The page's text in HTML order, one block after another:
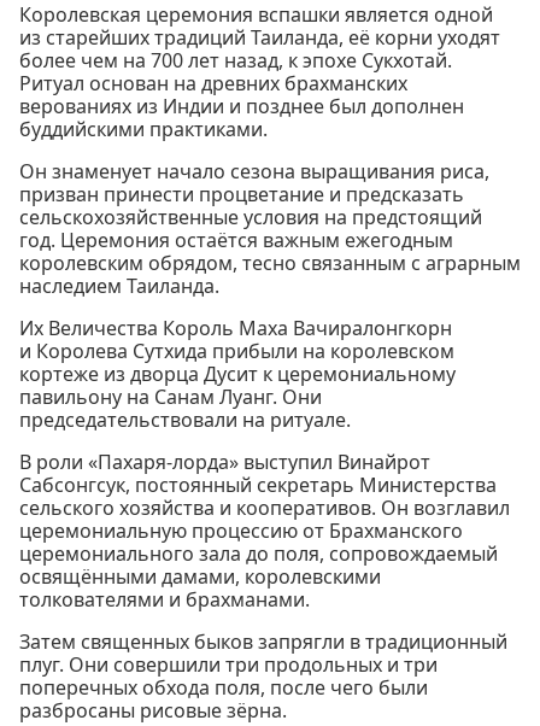
Королевская церемония вспашки является одной
из старейших традиций Таиланда, её корни уходят
более чем на 700 лет назад, к эпохе Сукхотай.
Ритуал основан на древних брахманских
верованиях из Индии и позднее был дополнен
буддийскими практиками.
Он знаменует начало сезона выращивания риса,
призван принести процветание и предсказать
сельскохозяйственные условия на предстоящий
год. Церемония остаётся важным ежегодным
королевским обрядом, тесно связанным с аграрным
наследием Таиланда.
Их Величества Король Маха Вачиралонгкорн
и Королева Сутхида прибыли на королевском
кортеже из дворца Дусит к церемониальному
павильону на Санам Луанг. Они
председательствовали на ритуале.
В роли «Пахаря-лорда» выступил Винайрот
Сабсонгсук, постоянный секретарь Министерства
сельского хозяйства и кооперативов. Он возглавил
церемониальную процессию от Брахманского
церемониального зала до поля, сопровождаемый
освящёнными дамами, королевскими
толкователями и брахманами.
Затем священных быков запрягли в традиционный
плуг. Они совершили три продольных и три
поперечных обхода поля, после чего были
разбросаны рисовые зёрна.